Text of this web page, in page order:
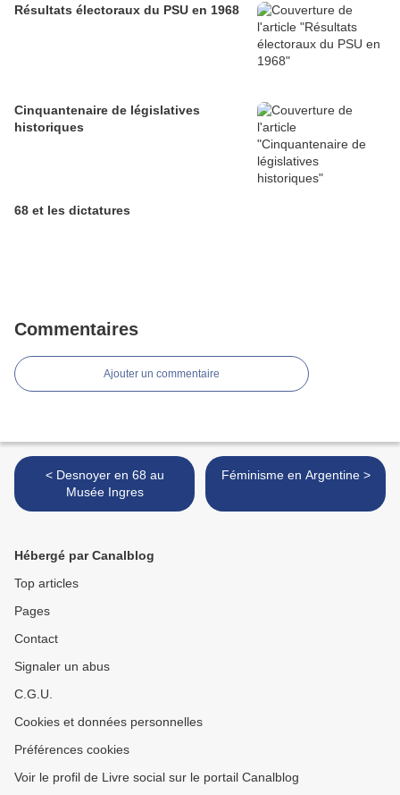
Résultats électoraux du PSU en 1968
Cinquantenaire de législatives
historiques
68 et les dictatures
Commentaires
Ajouter un commentaire
< Desnoyer en 68 au
Musée Ingres
Féminisme en Argentine >
Hébergé par Canalblog
Top articles
Pages
Contact
Signaler un abus
C.G.U.
Cookies et données personnelles
Préférences cookies
Voir le profil de Livre social sur le portail Canalblog